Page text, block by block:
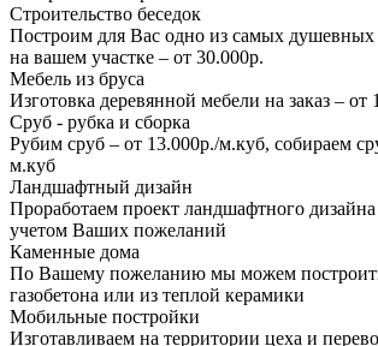
Строительство беседок
Построим для Вас одно из самых
на вашем участке – от 30.000р.
Мебель из бруса
Изготовка деревянной мебели на заказ – от
Сруб - рубка и сборка
Рубим сруб – от 13.000р./м.куб, собираем
м.куб
Ландшафтный дизайн
Проработаем проект ландшафтного
учетом Ваших пожеланий
Каменные дома
По Вашему пожеланию мы можем
газобетона или из теплой керамики
Мобильные постройки
Изготавливаем на территории цеха и